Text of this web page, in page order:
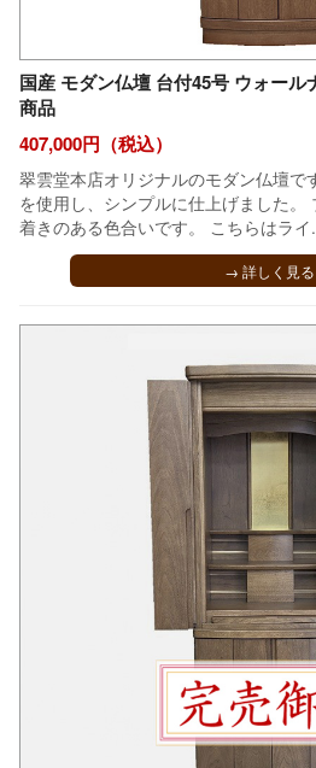
国産 モダン仏壇 台付45号 ウォー
商品
407,000円（税込）
翠雲堂本店オリジナルのモダン仏壇で
を使用し、シンプルに仕上げました。
着きのある色合いです。 こちらはライ
→ 詳しく見る